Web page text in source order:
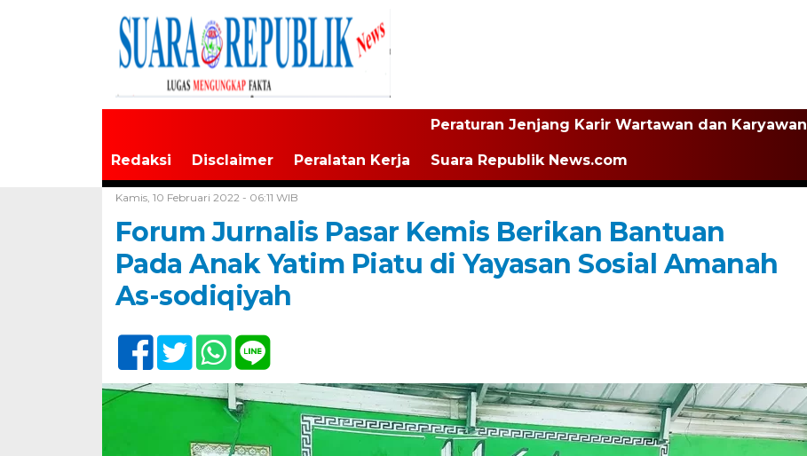
Redaksi Disclaimer Peralatan Kerja
Peraturan Jenjang Karir Wartawan dan Karyawan
Suara Republik News.com
Kamis, 10 Februari 2022 - 06:11 WIB
Forum Jurnalis Pasar Kemis Berikan Bantuan
Pada Anak Yatim Piatu di Yayasan Sosial Amanah
As-sodiqiyah